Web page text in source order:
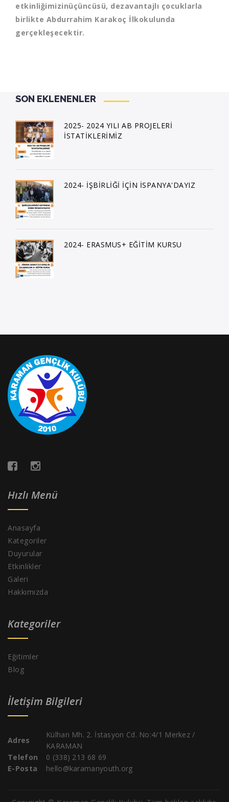
etkinliğimizinüçüncüsü, dezavantajlı çocuklarla
birlikte Abdurrahim Karakoç İlkokulunda
gerçekleşecektir.
SON EKLENENLER
2025- 2024 YILI AB PROJELERİ
İSTATİKLERİMİZ
2024- İŞBİRLİĞİ İÇİN İSPANYA'DAYIZ
2024- ERASMUS+ EĞİTİM KURSU
Hızlı Menü
Anasayfa
Kategoriler
Duyurular
Etkinlikler
Galeri
Hakkımızda
Kategoriler
Eğitimler
Blog
İletişim Bilgileri
Adres
Külhan Mh. 2. İstasyon Cd. No:4/1 Merkez /
KARAMAN
Telefon
0 (338) 213 68 69
E-Posta
hello@karamanyouth.org